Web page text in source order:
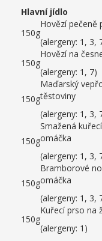
Hlavní jídlo
150g
Hovězí pečeně
(alergeny: 1, 3,
150g
Hovězí na
(alergeny: 1, 7)
150g
Maďarský
těstoviny
(alergeny: 1, 3,
150g
Smažená
omáčka
(alergeny: 1, 3,
150g
Bramborové
omáčka
(alergeny: 1, 3,
150g
Kuřecí prso na
(alergeny: 1)